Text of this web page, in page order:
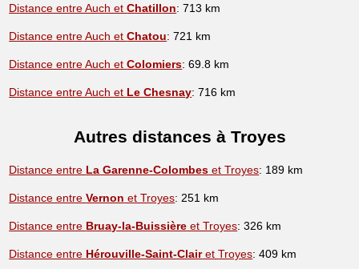
Distance entre Auch etChatillon: 713 km
Distance entre Auch etChatou: 721 km
Distance entre Auch etColomiers: 69.8 km
Distance entre Auch et Le Chesnay: 716 km
Autres distances à Troyes
Distance entre La Garenne-Colombes et Troyes: 189 km
Distance entreVernon et Troyes: 251 km
Distance entre Bruay-la-Buissière et Troyes: 326 km
Distance entre Hérouville-Saint-Clairet Troyes: 409 km